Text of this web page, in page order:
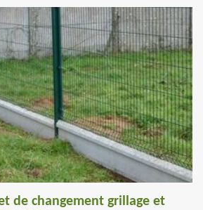
de changement grillage et